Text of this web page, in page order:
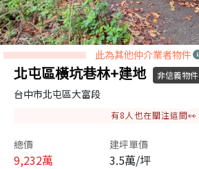
此為其他仲介業者物件
北屯區橫坑巷林+建地 非信義物件
台中市北屯區大富段
有8 人也在關注這間👀
總價
9,232萬
建坪單價
3.5萬/坪